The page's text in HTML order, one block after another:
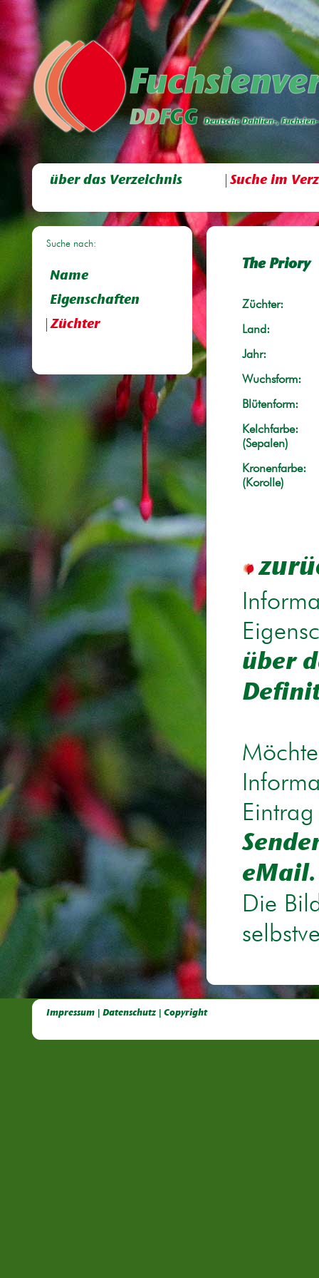
über das Verzeichnis Suche im
Suche nach:
Name
Eigenschaften
Züchter
The Priory
Züchter:
Land:
Jahr:
Wuchsform:
Blütenform:
Kelchfarbe:
(Sepalen)
Kronenfarbe:
(Korolle)
über
eMail.
Die
Impressum | Datenschutz | Copyright